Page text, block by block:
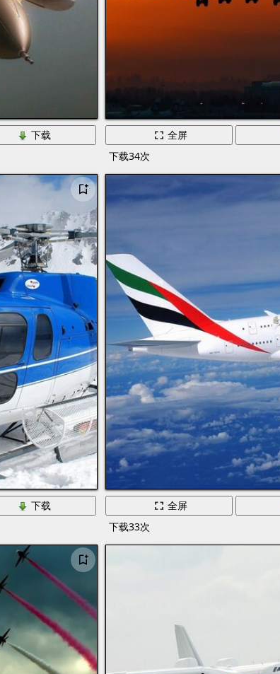
下载
全屏
下载34次
下载
全屏
下载33次